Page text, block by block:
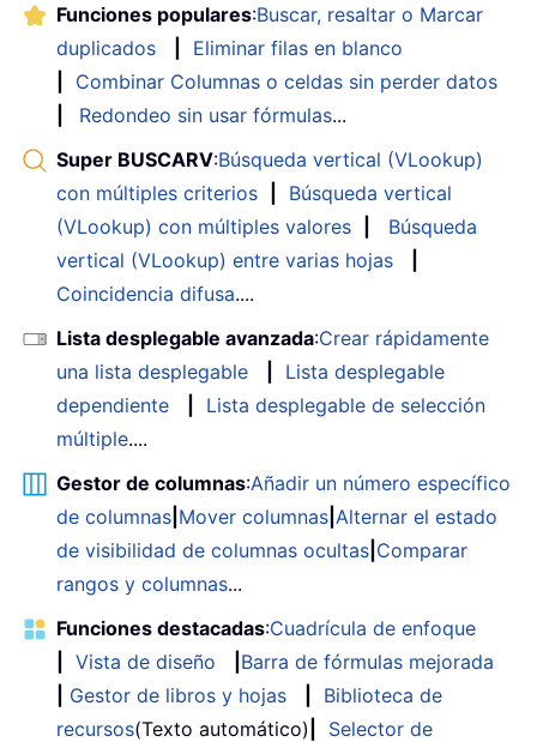
Funciones populares:Buscar, resaltar o Marcar
duplicados
Eliminar filas en blanco
Combinar Columnas o celdas sin perder datos
Redondeo sin usar fórmulas...
Super BUSCARV:Búsqueda vertical (VLookup)
con múltiples criterios
Búsqueda vertical
(VLookup) con múltiples valores
Búsqueda
vertical (VLookup) entre varias hojas
Coincidencia difusa....
Lista desplegable avanzada:Crear rápidamente
una lista desplegable
Lista desplegable
dependiente
Lista desplegable de selección
múltiple....
Gestor de columnas:Añadir un número específico
de columnas Mover columnas Alternar el estado
de visibilidad de columnas ocultas Comparar
rangos y columnas...
Funciones destacadas:Cuadrícula de enfoque
Vista de diseño
Barra de fórmulas mejorada
Gestor de libros y hojas
Biblioteca de
recursos(Texto automático)
Selector de